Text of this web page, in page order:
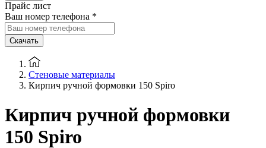
Прайс лист
Ваш номер телефона *
Скачать
Стеновые материалы
Кирпич ручной формовки 150 Spiro
Кирпич ручной формовки
150 Spiro